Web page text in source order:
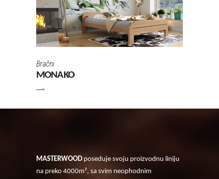
Bračni
MONAKO
MASTERWOOD poseduje svoju proizvodnu liniju
na preko 4000m², sa svim neophodnim